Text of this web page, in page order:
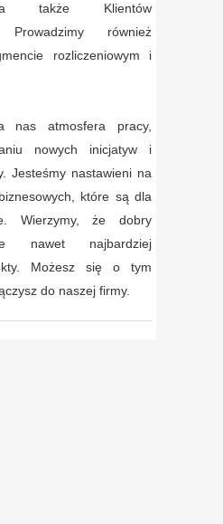
a także Klientów
Prowadzimy również
rozliczeniowym i
nas atmosfera pracy,
nowych inicjatyw i
Jesteśmy nastawieni na
które są dla
Wierzymy, że dobry
nawet najbardziej
Możesz się o tym
do naszej firmy.